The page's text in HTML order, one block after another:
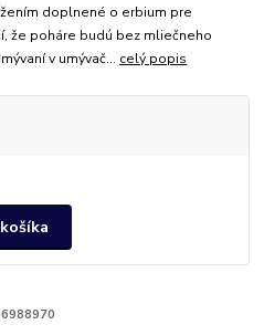
doplnené o erbium pre
že poháre budú bez mliečneho
v umývač... celý popis